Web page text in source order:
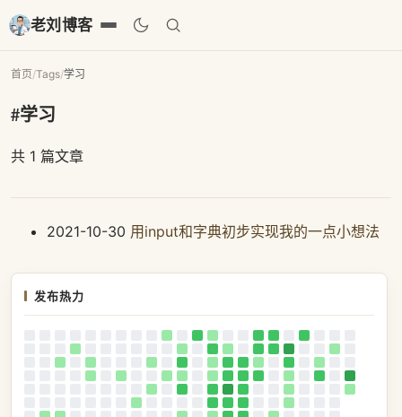
老刘博客
首页/Tags/学习
#学习
共 1 篇文章
2021-10-30 用input和字典初步实现我的一点小想法
发布热力